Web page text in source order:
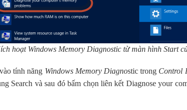
hoạt Windows Memory Diagnostic từ màn hình Start
tính năng Windows Memory Diagnostic trong Control
Search và sau đó bấm chọn liên kết Diagnose your